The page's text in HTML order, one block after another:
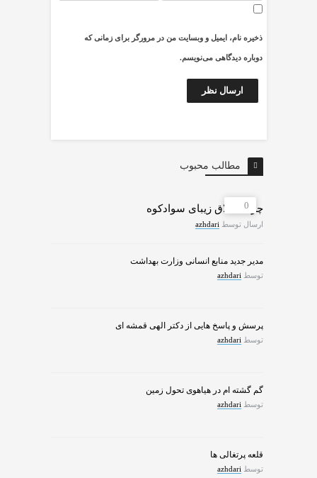
ذخیره نام، ایمیل و وبسایت من در مرورگر برای زمانی که
دوباره دیدگاهی می‌نویسم.
مطالب محبوب
0
چرات ییلاق زیبای سوادکوه
ارسال توسط azhdari
مدیر جدید منابع انسانی وزارت بهداشت
توسط azhdari
پرسش و پاسخ هایی از دکتر الهی قمشه ای
توسط azhdari
گم گشته ام در هیاهوی تحول زمین
توسط azhdari
قلعه پرتغالی ها
توسط azhdari